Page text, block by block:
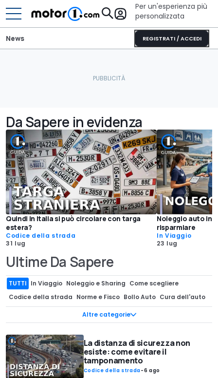
Per un'esperienza più
personalizzata
REGISTRATI / ACCEDI
News
Da Sapere in evidenza
Quindi in Italia si può circolare con targa
estera?
Codice della strada
31 lug
Noleggio auto in
risparmiare
In Viaggio
23 lug
Ultime Da Sapere
Altre categorie
TUTTI In Viaggio Noleggio e Sharing Come scegliere
Codice della strada Norme e Fisco Bollo Auto Cura dell'auto
Patente Mobilità e Logistica
Data Room Auto & Salute Assicurazione Auto Auto Usate
Incentivi auto App & NavigazioneLa distanza di sicurezza non
esiste: come evitare il
tamponamento
Codice della strada-6 ago